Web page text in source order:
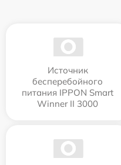
Источник
бесперебойного
питания IPPON Smart
Winner II 3000